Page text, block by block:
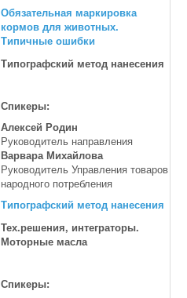
Обязательная маркировка
кормов для животных.
Типичные ошибки
Типографский метод нанесения
Спикеры:
Алексей Родин
Руководитель направления
Варвара Михайлова
Руководитель Управления товаров
народного потребления
Типографский метод нанесения
Тех.решения, интеграторы.
Моторные масла
Спикеры: